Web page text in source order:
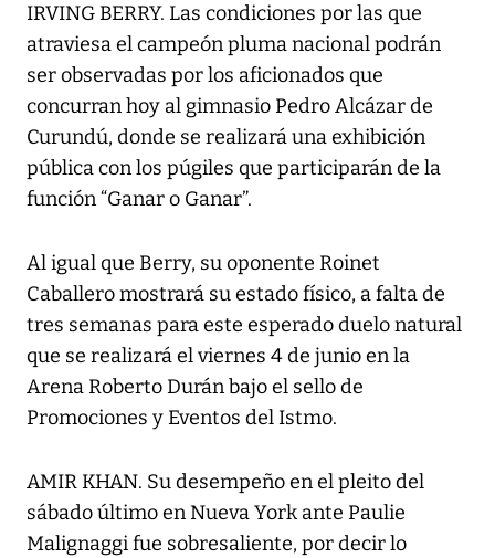
IRVING BERRY. Las condiciones por las que
atraviesa el campeón pluma nacional podrán
ser observadas por los aficionados que
concurran hoy al gimnasio Pedro Alcázar de
Curundú, donde se realizará una exhibición
pública con los púgiles que participarán de la
función “Ganar o Ganar”.
Al igual que Berry, su oponente Roinet
Caballero mostrará su estado físico, a falta de
tres semanas para este esperado duelo natural
que se realizará el viernes 4 de junio en la
Arena Roberto Durán bajo el sello de
Promociones y Eventos del Istmo.
AMIR KHAN. Su desempeño en el pleito del
sábado último en Nueva York ante Paulie
Malignaggi fue sobresaliente, por decir lo